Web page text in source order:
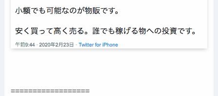
==================